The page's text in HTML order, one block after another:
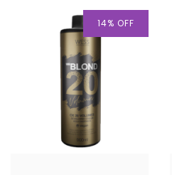
14% OFF